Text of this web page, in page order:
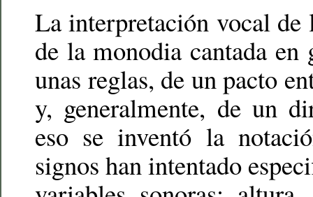
La interpretación vocal
de la monodia cantada en
unas reglas, de un pacto
y, generalmente, de un
eso se inventó la
signos han intentado